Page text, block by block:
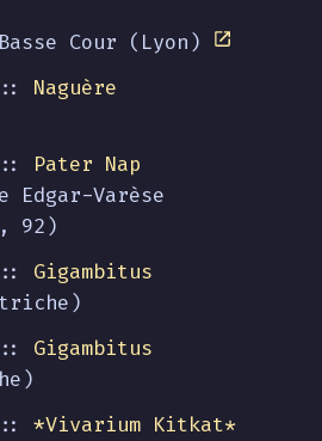
Cour (Lyon)
:: Naguère
:: Pater Nap
Edgar-Varèse
92)
:: Gigambitus
:: Gigambitus
:: *Vivarium Kitkat*